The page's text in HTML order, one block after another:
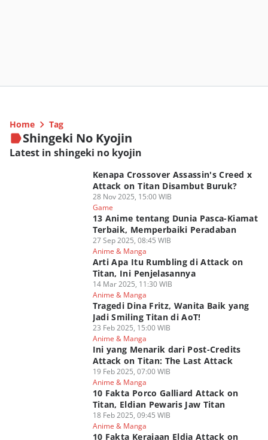
Home Tag
Shingeki No Kyojin
Latest in shingeki no kyojin
Kenapa Crossover Assassin's Creed x
Attack on Titan Disambut Buruk?
28 Nov 2025, 15:00 WIB
Game
13 Anime tentang Dunia Pasca-Kiamat
Terbaik, Memperbaiki Peradaban
27 Sep 2025, 08:45 WIB
Anime & Manga
Arti Apa Itu Rumbling di Attack on
Titan, Ini Penjelasannya
14 Mar 2025, 11:30 WIB
Anime & Manga
Tragedi Dina Fritz, Wanita Baik yang
Jadi Smiling Titan di AoT!
23 Feb 2025, 15:00 WIB
Anime & Manga
Ini yang Menarik dari Post-Credits
Attack on Titan: The Last Attack
19 Feb 2025, 07:00 WIB
Anime & Manga
10 Fakta Porco Galliard Attack on
Titan, Eldian Pewaris Jaw Titan
18 Feb 2025, 09:45 WIB
Anime & Manga
10 Fakta Kerajaan Eldia Attack on